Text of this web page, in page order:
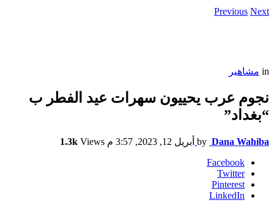
Previous Next
in مشاهير
نجوم عرب يحييون سهرات عيد الفطر ب
“بغداد”
by Dana Wahiba أبريل 12, 2023, 3:57 م 1.3k Views
Facebook
Twitter
Pinterest
LinkedIn